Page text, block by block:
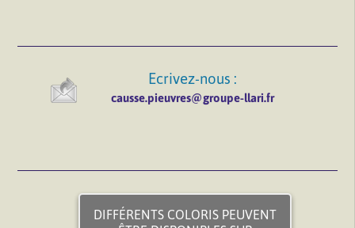
DIFFÉRENTS COLORIS PEUVENT
Ecrivez-nous :
causse.pieuvres@groupe-llari.fr